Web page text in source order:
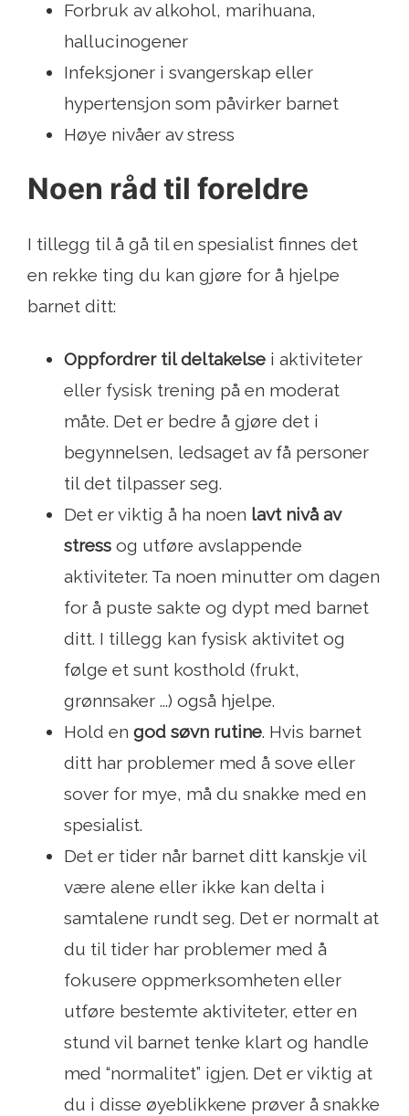
Forbruk av alkohol, marihuana,
hallucinogener
Infeksjoner i svangerskap eller
hypertensjon som påvirker barnet
Høye nivåer av stress
Noen råd til foreldre
I tillegg til å gå til en spesialist finnes det
en rekke ting du kan gjøre for å hjelpe
barnet ditt:
Oppfordrer til deltakelse i aktiviteter
eller fysisk trening på en moderat
måte. Det er bedre å gjøre det i
begynnelsen, ledsaget av få personer
til det tilpasser seg.
Det er viktig å ha noen lavt nivå av
stress og utføre avslappende
aktiviteter. Ta noen minutter om dagen
for å puste sakte og dypt med barnet
ditt. I tillegg kan fysisk aktivitet og
følge et sunt kosthold (frukt,
grønnsaker ...) også hjelpe.
Hold en god søvn rutine. Hvis barnet
ditt har problemer med å sove eller
sover for mye, må du snakke med en
spesialist.
Det er tider når barnet ditt kanskje vil
være alene eller ikke kan delta i
samtalene rundt seg. Det er normalt at
du til tider har problemer med å
fokusere oppmerksomheten eller
utføre bestemte aktiviteter, etter en
stund vil barnet tenke klart og handle
med “normalitet” igjen. Det er viktig at
du i disse øyeblikkene prøver å snakke